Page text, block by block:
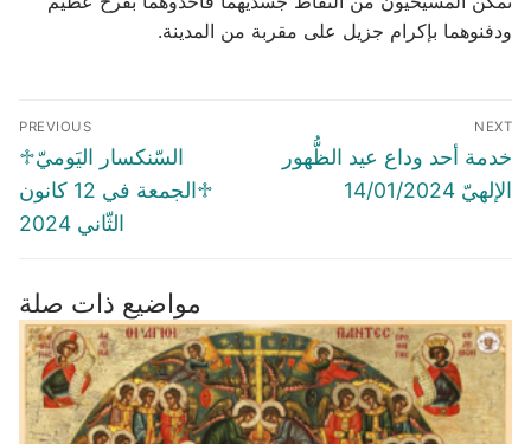
ودفنوهما بإكرام جزيل على مقربة من المدينة.
Post
navigation
PREVIOUS
Previous
post:
♱السّنكسار اليَوميّ
♱الجمعة في 12 كانون
الثّاني 2024
NEXT
Next
خدمة أحد وداع عيد الظُّهور
الإلهيّ 14/01/2024
مواضيع ذات صلة